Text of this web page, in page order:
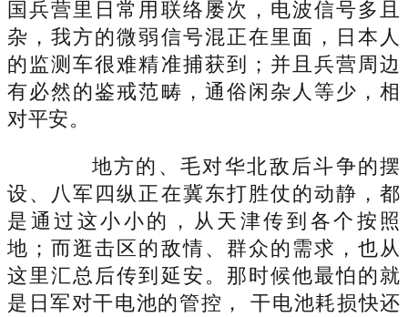
国兵营里日常用联络屡次，电波信号多且
杂，我方的微弱信号混正在里面，日本人
的监测车很难精准捕获到；并且兵营周边
有必然的鉴戒范畴，通俗闲杂人等少，相
对平安。
地方的、毛对华北敌后斗争的摆
设、八军四纵正在冀东打胜仗的动静，都
是通过这小小的，从天津传到各个按照
地；而逛击区的敌情、群众的需求，也从
这里汇总后传到延安。那时候他最怕的就
是日军对干电池的管控， 干电池耗损快还